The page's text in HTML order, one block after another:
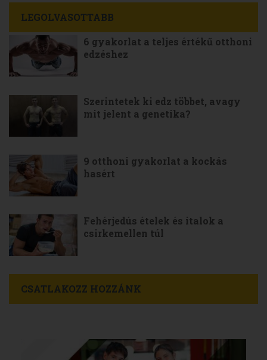
LEGOLVASOTTABB
6 gyakorlat a teljes értékű otthoni
edzéshez
Szerintetek ki edz többet, avagy
mit jelent a genetika?
9 otthoni gyakorlat a kockás
hasért
Fehérjedús ételek és italok a
csirkemellen túl
CSATLAKOZZ HOZZÁNK